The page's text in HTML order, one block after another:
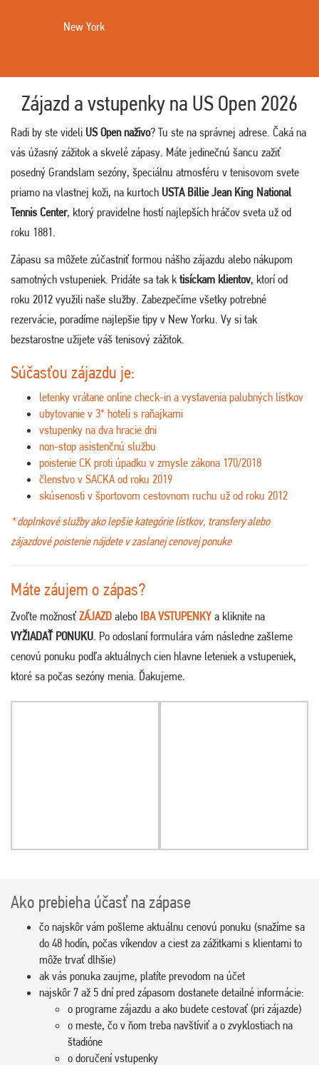
New York
Zájazd a vstupenky na US Open 2026
Radi by ste videli US Open naživo? Tu ste na správnej adrese. Čaká na
vás úžasný zážitok a skvelé zápasy. Máte jedinečnú šancu zažiť
posedný Grandslam sezóny, špeciálnu atmosféru v tenisovom svete
priamo na vlastnej koži, na kurtoch USTA Billie Jean King National
Tennis Center, ktorý pravidelne hostí najlepších hráčov sveta už od
roku 1881.
Zápasu sa môžete zúčastniť formou nášho zájazdu alebo nákupom
samotných vstupeniek. Pridáte sa tak ktisíckam klientov, ktorí od
roku 2012 využili naše služby. Zabezpečíme všetky potrebné
rezervácie, poradíme najlepšie tipy v New Yorku. Vy si tak
bezstarostne užijete váš tenisový zážitok.
Súčasťou zájazdu je:
letenky vrátane online check-in a vystavenia palubných lístkov
ubytovanie v 3* hoteli s raňajkami
vstupenky na dva hracie dni
non-stop asistenčnú službu
poistenie CK proti úpadku v zmysle zákona 170/2018
členstvo v SACKA od roku 2019
skúsenosti v športovom cestovnom ruchu už od roku 2012
* doplnkové služby ako lepšie kategórie lístkov, transfery alebo
zájazdové poistenie nájdete v zaslanej cenovej ponuke
Máte záujem o zápas?
Zvoľte možnosťZÁJAZD alebo IBA VSTUPENKY a kliknite na
VYŽIADAŤ PONUKU. Po odoslaní formulára vám následne zašleme
cenovú ponuku podľa aktuálnych cien hlavne leteniek a vstupeniek,
ktoré sa počas sezóny menia. Ďakujeme.
Ako prebieha účasť na zápase
čo najskôr vám pošleme aktuálnu cenovú ponuku (snažíme sa
do 48 hodín, počas víkendov a ciest za zážitkami s klientami to
môže trvať dlhšie)
ak vás ponuka zaujme, platíte prevodom na účet
najskôr 7 až 5 dní pred zápasom dostanete detailné informácie:
o programe zájazdu a ako budete cestovať (pri zájazde)
o meste, čo v ňom treba navštíviť a o zvyklostiach na
štadióne
o doručení vstupenky